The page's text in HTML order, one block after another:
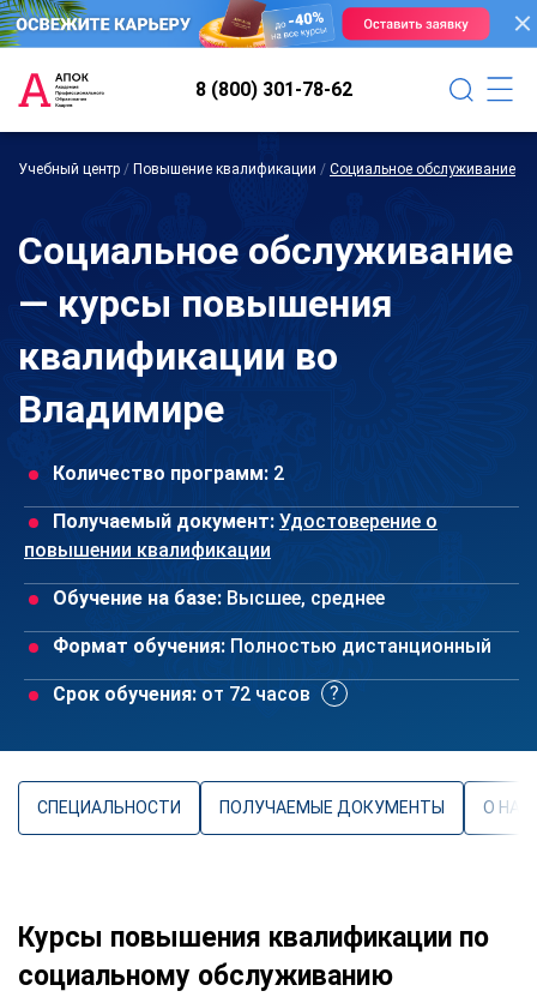
8 (800) 301-78-62
Учебный центр / Повышение квалификации / Социальное обслуживание
Социальное обслуживание
— курсы повышения
квалификации во
Владимире
Количество программ: 2
Получаемый документ: Удостоверение о
повышении квалификации
Обучение на базе: Высшее, среднее
Формат обучения: Полностью дистанционный
Срок обучения: от 72 часов
СПЕЦИАЛЬНОСТИ ПОЛУЧАЕМЫЕ ДОКУМЕНТЫ О
Курсы повышения квалификации по
социальному обслуживанию